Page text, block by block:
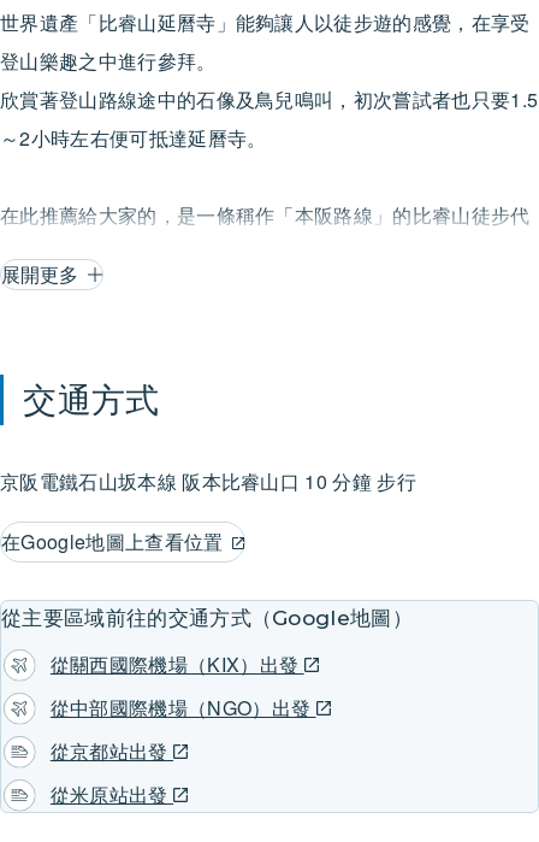
世界遺產「比睿山延曆寺」能夠讓人以徒步遊的感覺，在享受
登山樂趣之中進行參拜。
欣賞著登山路線途中的石像及鳥兒鳴叫，初次嘗試者也只要1.5
～2小時左右便可抵達延曆寺。
在此推薦給大家的，是一條稱作「本阪路線」的比睿山徒步代
表性路線。
前。日吉大社鳥居旁的石階，便是比睿山徒步路線的入口。
本阪原為比睿山延曆寺的表參道，開通纜車後，參拜者便基本
拾階而上，依次經過摘花堂、龜塔，來到延曆寺會館旁，這條
路線雖然路標較少，但並不會迷路，能夠順利到達延曆寺。
您不妨帶著修行僧的感覺，體驗一番。
Blog article :
Everything you need to know about Hieizan Mountain
Trekking
展開更多
交通方式
京阪電鐵石山坂本線 阪本比睿山口 10 分鐘 步行
在Google地圖上查看位置
從主要區域前往的交通方式（Google地圖）
從關西國際機場（KIX）出發
從中部國際機場（NGO）出發
從京都站出發
從米原站出發